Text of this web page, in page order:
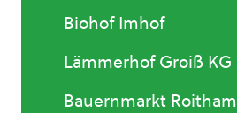
Biohof Imhof
Lämmerhof Groiß KG
Bauernmarkt Roitham